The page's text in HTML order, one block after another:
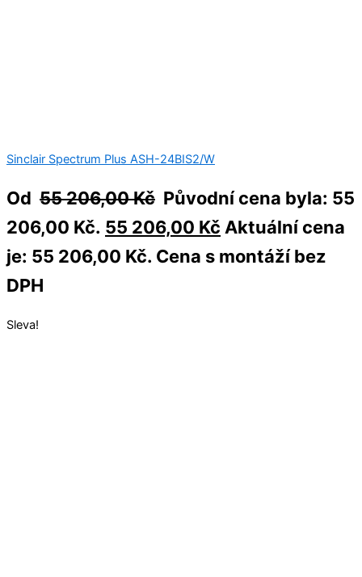
Sinclair Spectrum Plus ASH-24BIS2/W
Od 55 206,00Kč Původní cena byla: 55
206,00 Kč. 55 206,00 Kč Aktuální cena
je: 55 206,00 Kč. Cena s montáží bez
DPH
Sleva!